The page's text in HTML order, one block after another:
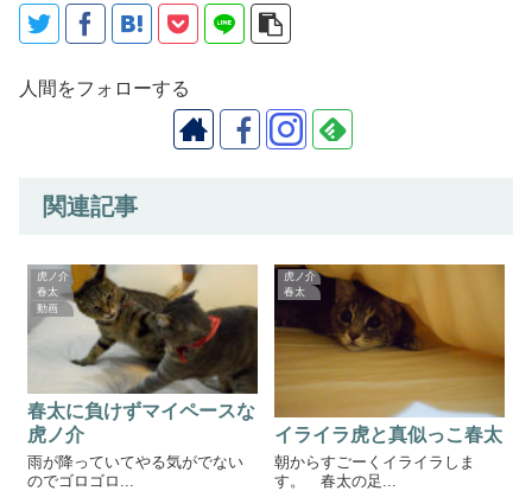
人間をフォローする
関連記事
虎ノ介
春太
動画
春太に負けずマイペースな
虎ノ介
雨が降っていてやる気がでない
のでゴロゴロ...
虎ノ介
春太
イライラ虎と真似っこ春太
朝からすごーくイライラしま
す。 春太の足...